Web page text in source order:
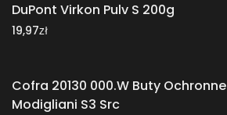
DuPont Virkon Pulv S 200g
19,97zł
Cofra 20130 000.W Buty Ochronne
Modigliani S3 Src